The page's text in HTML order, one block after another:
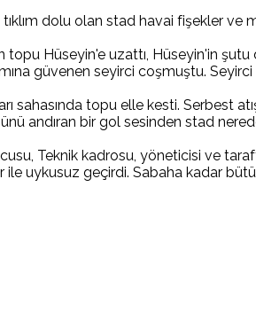
tıklım dolu olan stad havai fişekler
topu Hüseyin'e uzattı, Hüseyin'in
güvenen seyirci coşmuştu.
sahasında topu elle kesti. Serbest
andıran bir gol sesinden stad
Teknik kadrosu, yöneticisi ve
uykusuz geçirdi. Sabaha kadar